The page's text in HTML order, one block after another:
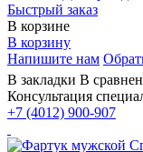
Быстрый заказ
В корзине
В корзину
Напишите нам
В закладки В
Консультация
+7 (4012) 900-907